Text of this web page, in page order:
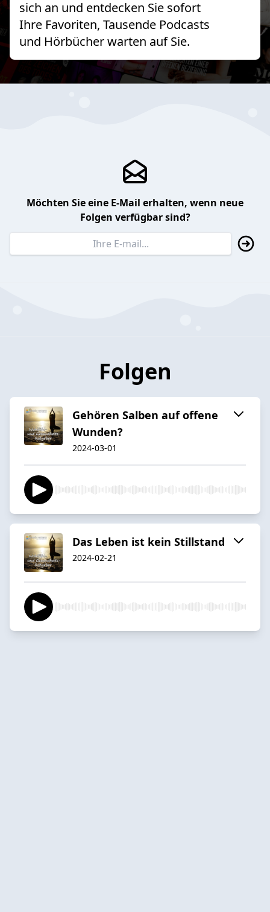
sich an und entdecken Sie sofort
Ihre Favoriten, Tausende Podcasts
und Hörbücher warten auf Sie.
Möchten Sie eine E-Mail erhalten, wenn neue
Folgen verfügbar sind?
Folgen
Gehören Salben auf offene
Wunden?
2024-03-01
Das Leben ist kein Stillstand
2024-02-21